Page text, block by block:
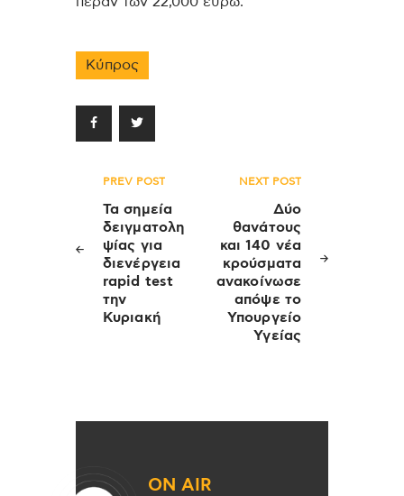
Κύπρος
Πλοήγηση
άρθρων
PREV POST
Τα σημεία
δειγματολη
ψίας για
διενέργεια
rapid test
την
Κυριακή
NEXT POST
Δύο
θανάτους
και 140 νέα
κρούσματα
ανακοίνωσε
απόψε το
Υπουργείο
Υγείας
ON AIR